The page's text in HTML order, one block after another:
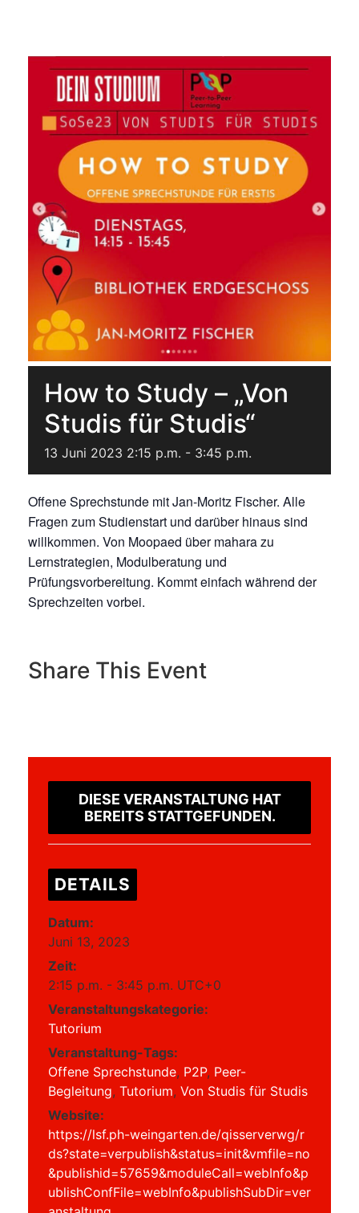
How to Study – „Von
Studis für Studis“
13 Juni 2023 2:15 p.m. - 3:45 p.m.
Offene Sprechstunde mit Jan-Moritz Fischer. Alle
Fragen zum Studienstart und darüber hinaus sind
willkommen. Von Moopaed über mahara zu
Lernstrategien, Modulberatung und
Prüfungsvorbereitung. Kommt einfach während der
Sprechzeiten vorbei.
Share This Event
DIESE VERANSTALTUNG HAT
BEREITS STATTGEFUNDEN.
DETAILS
Datum:
Juni 13, 2023
Zeit:
2:15 p.m. - 3:45 p.m. UTC+0
Veranstaltungskategorie:
Tutorium
Veranstaltung-Tags:
Offene Sprechstunde, P2P, Peer-
Begleitung, Tutorium, Von Studis für Studis
Website:
https://lsf.ph-weingarten.de/qisserverwg/r
ds?state=verpublish&status=init&vmfile=no
&publishid=57659&moduleCall=webInfo&p
ublishConfFile=webInfo&publishSubDir=ver